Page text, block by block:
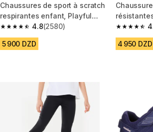
Chaussures de sport à scratch
respirantes enfant, Playful
Summer blanc et rose
4.8
4.8 out of 5 stars from 2580 reviews
(2580)
5 900 DZD
4.6 out of
4 950 DZD